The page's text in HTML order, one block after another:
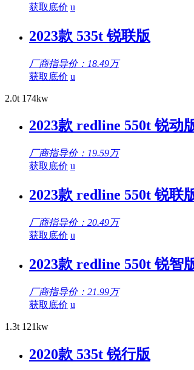
获取底价 u
2023款 535t 锐联版
厂商指导价：18.49万
获取底价 u
2.0t 174kw
2023款 redline 550t 锐动
厂商指导价：19.59万
获取底价 u
2023款 redline 550t 锐联
厂商指导价：20.49万
获取底价 u
2023款 redline 550t 锐智
厂商指导价：21.99万
获取底价 u
1.3t 121kw
2020款 535t 锐行版